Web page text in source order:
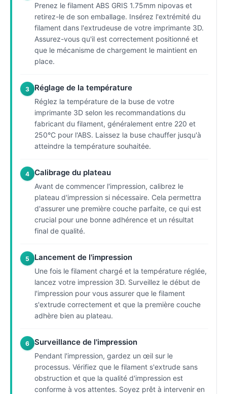
Prenez le filament ABS GRIS 1.75mm nipovas et
retirez-le de son emballage. Insérez l'extrémité du
filament dans l'extrudeuse de votre imprimante 3D.
Assurez-vous qu'il est correctement positionné et
que le mécanisme de chargement le maintient en
place.
3 Réglage de la température
Réglez la température de la buse de votre
imprimante 3D selon les recommandations du
fabricant du filament, généralement entre 220 et
250°C pour l'ABS. Laissez la buse chauffer jusqu'à
atteindre la température souhaitée.
4 Calibrage du plateau
Avant de commencer l'impression, calibrez le
plateau d'impression si nécessaire. Cela permettra
d'assurer une première couche parfaite, ce qui est
crucial pour une bonne adhérence et un résultat
final de qualité.
5 Lancement de l'impression
Une fois le filament chargé et la température réglée,
lancez votre impression 3D. Surveillez le début de
l'impression pour vous assurer que le filament
s'extrude correctement et que la première couche
adhère bien au plateau.
6 Surveillance de l'impression
Pendant l'impression, gardez un œil sur le
processus. Vérifiez que le filament s'extrude sans
obstruction et que la qualité d'impression est
conforme à vos attentes. Soyez prêt à intervenir en